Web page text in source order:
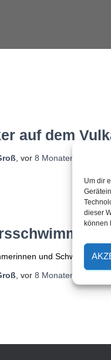
Um dir
dieser
können
auf dem
, vor 8 Monaten
und Schwimmer,
, vor 8 Monaten